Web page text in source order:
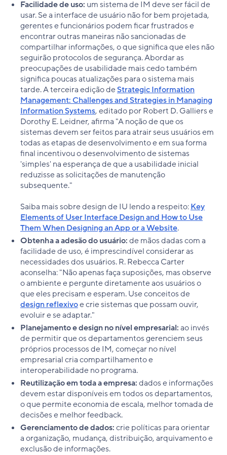
Facilidade de uso: um sistema de IM deve ser fácil de
usar. Se a interface de usuário não for bem projetada,
gerentes e funcionários podem ficar frustrados e
encontrar outras maneiras não sancionadas de
compartilhar informações, o que significa que eles não
seguirão protocolos de segurança. Abordar as
preocupações de usabilidade mais cedo também
significa poucas atualizações para o sistema mais
tarde. A terceira edição deStrategic Information
Management: Challenges and Strategies in Managing
Information Systems, editado por Robert D. Galliers e
Dorothy E. Leidner, afirma "A noção de que os
sistemas devem ser feitos para atrair seus usuários em
todas as etapas de desenvolvimento e em sua forma
final incentivou o desenvolvimento de sistemas
'simples' na esperança de que a usabilidade inicial
reduzisse as solicitações de manutenção
subsequente."
Saiba mais sobre design de IU lendo a respeito:Key
Elements of User Interface Design and How to Use
Them When Designing an App or a Website.
Obtenha a adesão do usuário:de mãos dadas com a
facilidade de uso, é imprescindível considerar as
necessidades dos usuários. R. Rebecca Carter
aconselha: "Não apenas faça suposições, mas observe
o ambiente e pergunte diretamente aos usuários o
que eles precisam e esperam. Use conceitos de
design reflexivoe crie sistemas que possam ouvir,
evoluir e se adaptar."
Planejamento e design no nível empresarial:ao invés
de permitir que os departamentos gerenciem seus
próprios processos de IM, começar no nível
empresarial cria compartilhamento e
interoperabilidade no programa.
Reutilização em toda a empresa:dados e informações
devem estar disponíveis em todos os departamentos,
o que permite economia de escala, melhor tomada de
decisões e melhor feedback.
Gerenciamento de dados:crie políticas para orientar
a organização, mudança, distribuição, arquivamento e
exclusão de informações.